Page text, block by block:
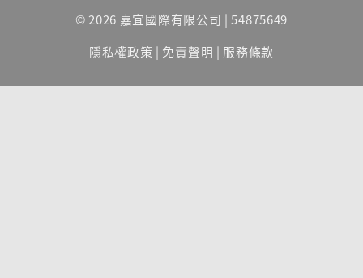
© 2026 嘉宜國際有限公司 | 54875649
隱私權政策 | 免責聲明 | 服務條款